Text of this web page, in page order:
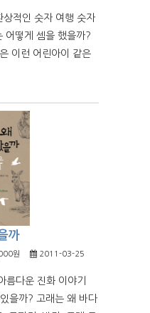
상적인 숫자 여행 숫자
어떻게 셈을 했을까?
이런 어린아이 같은
까
원 2011-03-25
름다운 진화 이야기
을까? 고래는 왜 바다